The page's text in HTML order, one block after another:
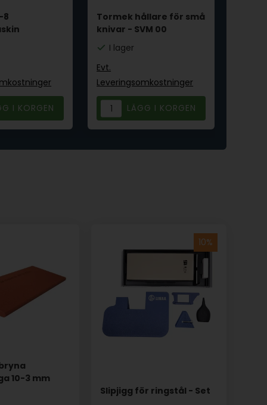
8
Tormek hållare för små
knivar - SVM 00
I lager
Evt.
Leveringsomkostninger
10-3 mm
Slipjigg för ringstål - Set